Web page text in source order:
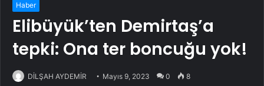
Haber
Elibüyük’ten Demirtaş’a
tepki: Ona ter boncuğu yok!
DİLŞAH AYDEMİR Mayıs 9, 2023 0 8